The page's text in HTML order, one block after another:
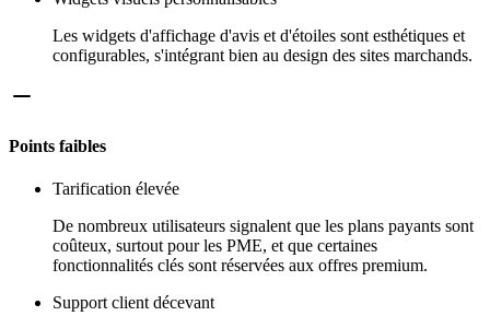
Les widgets d'affichage d'avis et d'étoiles sont esthétiques et
configurables, s'intégrant bien au design des sites marchands.
Points faibles
Tarification élevée
De nombreux utilisateurs signalent que les plans payants sont
coûteux, surtout pour les PME, et que certaines
fonctionnalités clés sont réservées aux offres premium.
Support client décevant